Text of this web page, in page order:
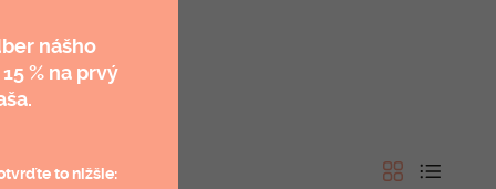
nášho
%na prvý
to nižšie: